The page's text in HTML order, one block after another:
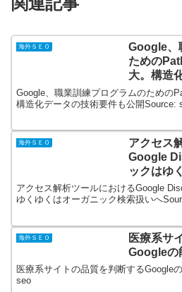
海外ＳＥＯ
Google、
ための
大。構造
開
Google、職業訓練プログラムのための
構造化データの技術要件も公開Source:
海外ＳＥＯ
アクセス
Google
ックはゆ
索扱いへ
アクセス解析ツールにおけるGoogle
ゆくゆくはオーガニック検索扱いへ
海外ＳＥＯ
医療系サ
Googleの
医療系サイトの品質を判断するGoogle
seo